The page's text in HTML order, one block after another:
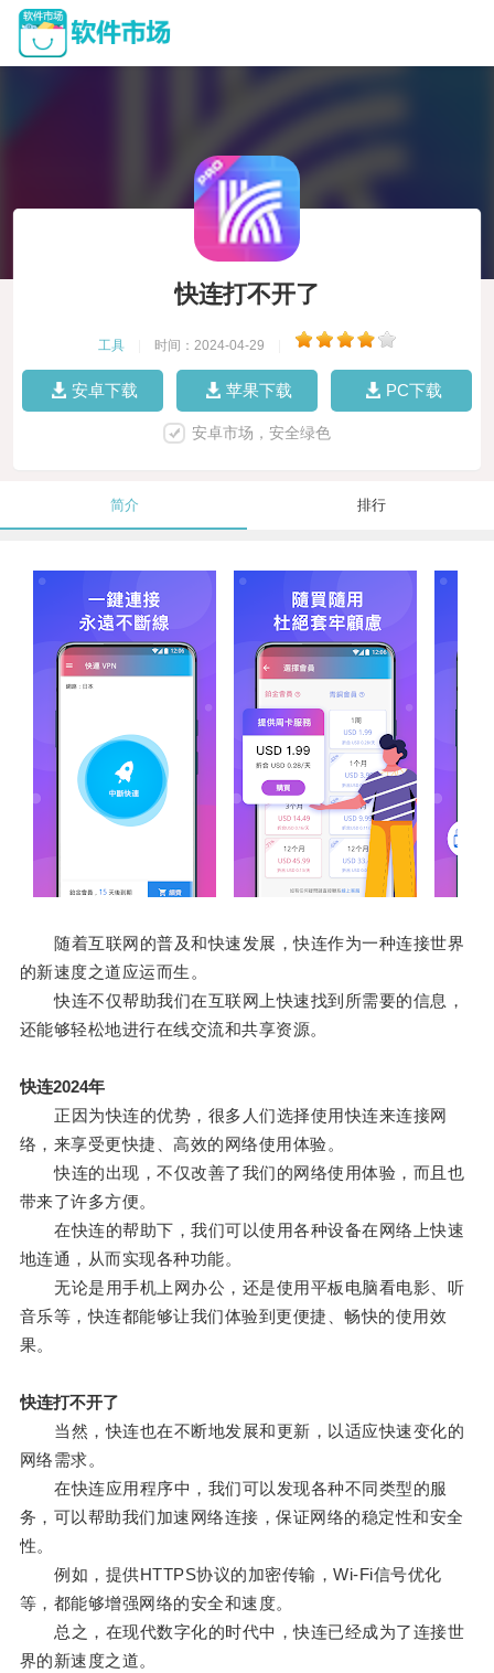
快连打不开了
工具 时间：2024-04-29
安卓下载 苹果下载 PC下载
安卓市场，安全绿色
简介 排行
随着互联网的普及和快速发展，快连作为一种连接世界
的新速度之道应运而生。
快连不仅帮助我们在互联网上快速找到所需要的信息，
还能够轻松地进行在线交流和共享资源。
快连2024年
正因为快连的优势，很多人们选择使用快连来连接网
络，来享受更快捷、高效的网络使用体验。
快连的出现，不仅改善了我们的网络使用体验，而且也
带来了许多方便。
在快连的帮助下，我们可以使用各种设备在网络上快速
地连通，从而实现各种功能。
无论是用手机上网办公，还是使用平板电脑看电影、听
音乐等，快连都能够让我们体验到更便捷、畅快的使用效
果。
快连打不开了
当然，快连也在不断地发展和更新，以适应快速变化的
网络需求。
在快连应用程序中，我们可以发现各种不同类型的服
务，可以帮助我们加速网络连接，保证网络的稳定性和安全
性。
例如，提供HTTPS协议的加密传输，Wi-Fi信号优化
等，都能够增强网络的安全和速度。
总之，在现代数字化的时代中，快连已经成为了连接世
界的新速度之道。